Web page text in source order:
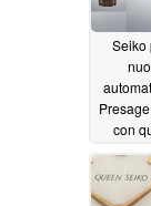
Seiko
con